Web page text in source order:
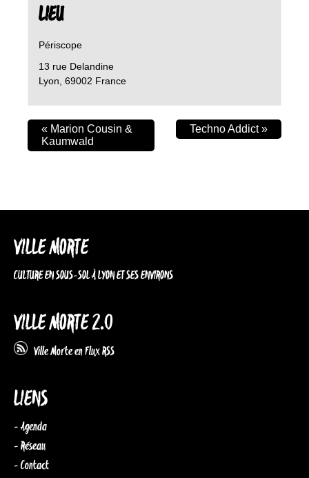
LIEU
Périscope
13 rue Delandine
Lyon 69002 France
« Marion Cousin &
Kaumwald
Techno Addict»
VILLE MORTE
CULTURE EN SOUS-SOL À LYON ET SES ENVIRONS
VILLE MORTE 2.0
Ville Morte en Flux RSS
LIENS
- Agenda
- Réseau
- Contact